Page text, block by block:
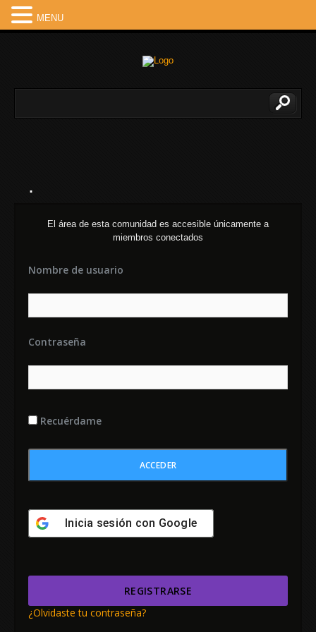
.
El área de esta comunidad es accesible únicamente a
miembros conectados
Nombre de usuario
Contraseña
Recuérdame
Inicia sesión con Google
REGISTRARSE
¿Olvidaste tu contraseña?
MENU